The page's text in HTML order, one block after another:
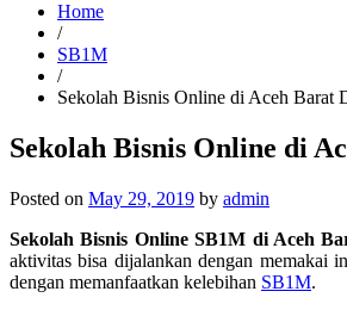
Home
/
SB1M
/
Sekolah Bisnis Online di Aceh Barat
Sekolah Bisnis Online di
Posted on May 29, 2019 by admin
Sekolah Bisnis Online SB1M di Aceh
aktivitas bisa dijalankan dengan memakai
dengan memanfaatkan kelebihan SB1M.